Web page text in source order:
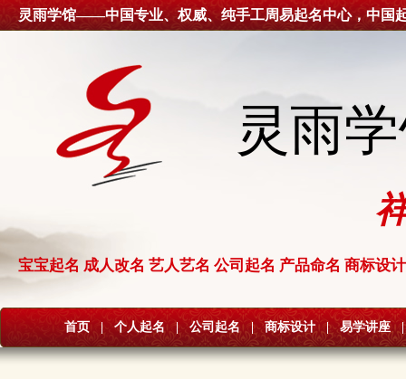
灵雨学馆——中国专业、权威、纯手工周易起名中心，中国
灵雨
宝宝起名 成人改名 艺人艺名 公司起名 产品命名 商标设计
首页 | 个人起名 | 公司起名 | 商标设计 | 易学讲座 |